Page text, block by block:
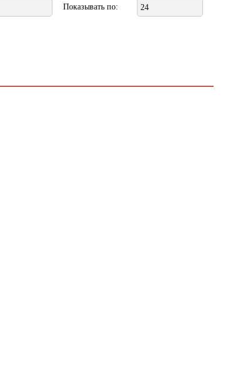
Показывать по: 24